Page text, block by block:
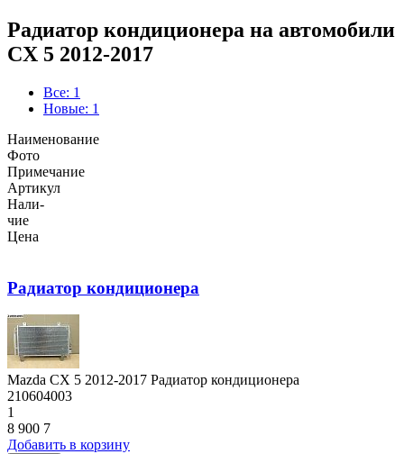
Радиатор кондиционера на автомобили
CX 5 2012-2017
Все: 1
Новые: 1
Наименование
Фото
Примечание
Артикул
Нали-
чие
Цена
Радиатор кондиционера
Mazda CX 5 2012-2017 Радиатор кондиционера
210604003
1
8 900 7
Добавить в корзину